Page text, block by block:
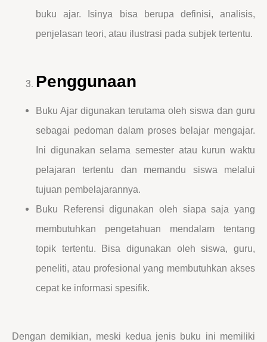
buku ajar. Isinya bisa berupa definisi, analisis,
penjelasan teori, atau ilustrasi pada subjek tertentu.
Penggunaan
Buku Ajar digunakan terutama oleh siswa dan guru
sebagai pedoman dalam proses belajar mengajar.
Ini digunakan selama semester atau kurun waktu
pelajaran tertentu dan memandu siswa melalui
tujuan pembelajarannya.
Buku Referensi digunakan oleh siapa saja yang
membutuhkan pengetahuan mendalam tentang
topik tertentu. Bisa digunakan oleh siswa, guru,
peneliti, atau profesional yang membutuhkan akses
cepat ke informasi spesifik.
Dengan demikian, meski kedua jenis buku ini memiliki